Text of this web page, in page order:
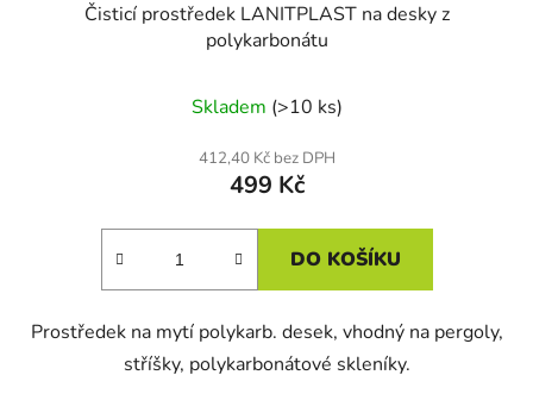
Čisticí prostředek LANITPLAST na desky z
polykarbonátu
Skladem (>10 ks)
412,40 Kč bez DPH
499 Kč
DO KOŠÍKU
Prostředek na mytí polykarb. desek, vhodný na pergoly,
stříšky, polykarbonátové skleníky.